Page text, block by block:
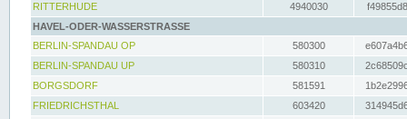
RITTERHUDE
4940030
HAVEL-ODER-WASSERSTRASSE
BERLIN-SPANDAU OP
580300
BERLIN-SPANDAU UP
580310
BORGSDORF
581591
FRIEDRICHSTHAL
603420